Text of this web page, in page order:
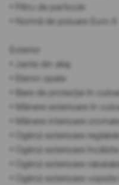
• Filtru de particule
• Normă de poluare Euro 6
Exterior
• Jante din aliaj
• Eleron spate
• Bare de protecție în
• Mânere exterioare în
• Mânere interioare
• Oglinzi exterioare
• Oglinzi exterioare încălzite
• Oglinzi exterioare
• Oglinzi exterioare